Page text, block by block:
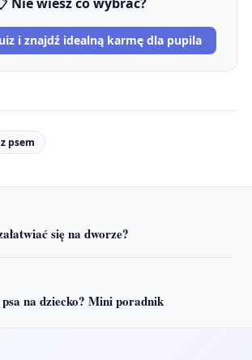
Nie wiesz co wybrać?
i znajdź idealną karmę dla pupila
psem
się na dworze?
na dziecko? Mini poradnik